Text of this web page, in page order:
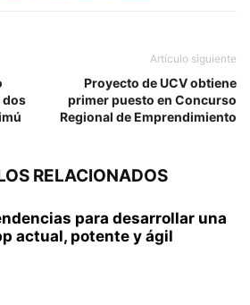
dos
Artículo siguiente
Proyecto de UCV obtiene
primer puesto en Concurso
Regional de Emprendimiento
RELACIONADOS
para desarrollar una
actual, potente y ágil